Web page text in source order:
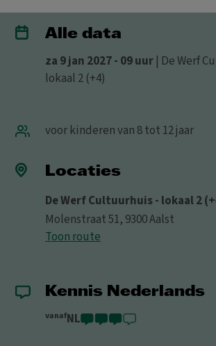
Alle data
za 9 jan 2027 - 09 uur | De Werf
lokaal 2 (+4)
voor kinderen van 8 tot 12 jaar
Locaties
De Werf Cultuurhuis - lokaal 2
Molenstraat 51, 9300 Aalst
Toon route
Kennis Nederlands
vanafNL